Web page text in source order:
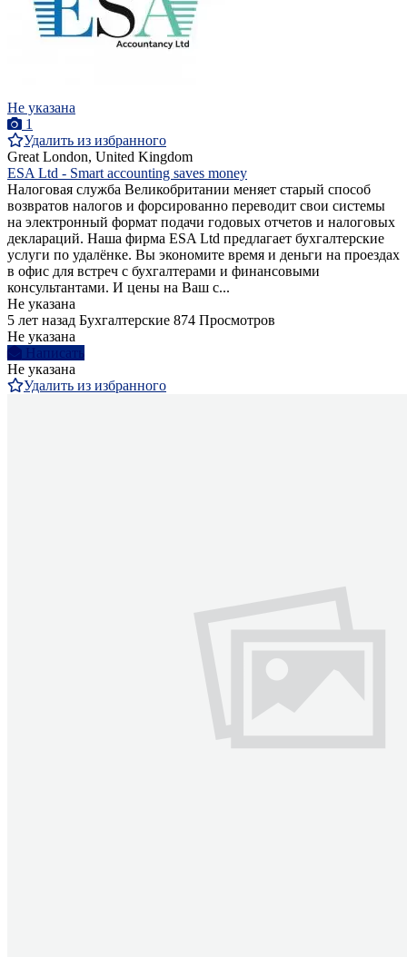
Не указана
1
Удалить из избранного
Great London, United Kingdom
ESA Ltd - Smart accounting saves money
Налоговая служба Великобритании меняет старый способ
возвратов налогов и форсированно переводит свои системы
на электронный формат подачи годовых отчетов и налоговых
деклараций. Наша фирма ESA Ltd предлагает бухгалтерские
услуги по удалёнке. Вы экономите время и деньги на проездах
в офис для встреч с бухгалтерами и финансовыми
консультантами. И цены на Ваш с...
Не указана
5 лет назад Бухгалтерские 874 Просмотров
Не указана
Написать
Не указана
Удалить из избранного